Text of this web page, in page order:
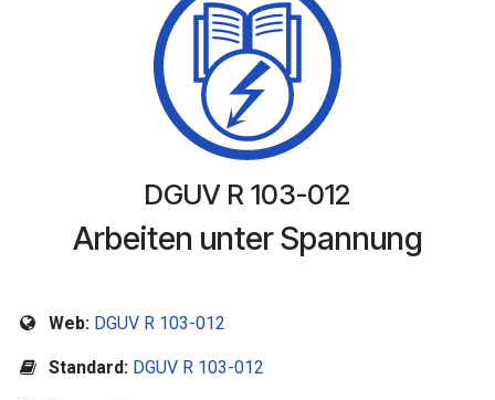
DGUV R 103-012
Arbeiten unter Spannung
Web: DGUV R 103-012
Standard: DGUV R 103-012